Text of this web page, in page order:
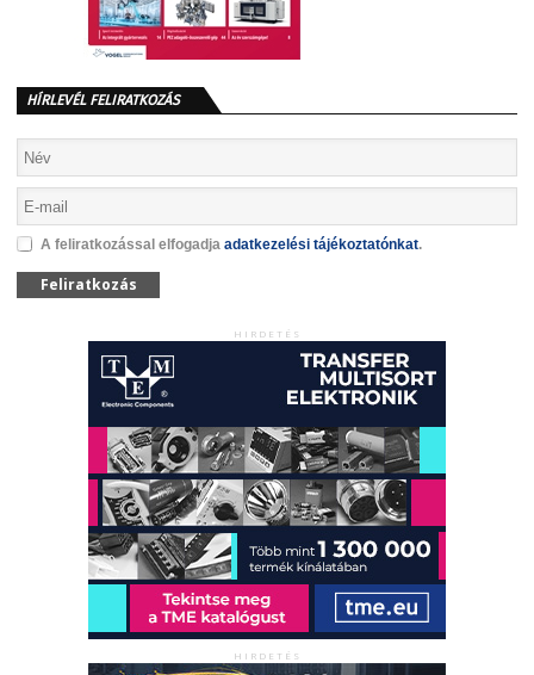
HÍRLEVÉL FELIRATKOZÁS
A feliratkozással elfogadja adatkezelési tájékoztatónkat.
Feliratkozás
HIRDETÉS
HIRDETÉS